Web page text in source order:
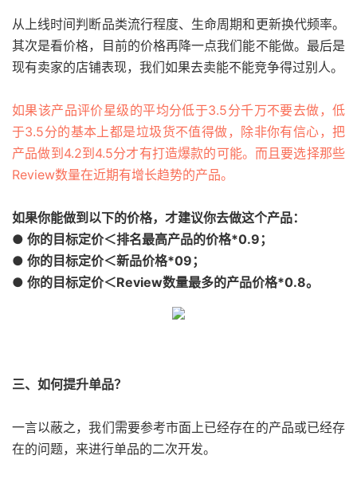
从上线时间判断品类流行程度、生命周期和更新换代频率。
其次是看价格，目前的价格再降一点我们能不能做。 最后是
现有卖家的店铺表现，我们如果去卖能不能竞争得过别人。
如果该产品评价星级的平均分低于3.5分千万不要去做，低
于3.5分的基本上都是垃圾货不值得做，除非你有信心，把
产品做到4.2到4.5分才有打造爆款的可能。而且要选择那些
Review数量在近期有增长趋势的产品。
如果你能做到以下的价格，才建议你去做这个产品：
● 你的目标定价＜排名最高产品的价格*0.9；
● 你的目标定价＜新品价格*09；
● 你的目标定价＜Review数量最多的产品价格*0.8。
三、如何提升单品？
一言以蔽之，我们需要参考市面上已经存在的产品或已经存
在的问题，来进行单品的二次开发。